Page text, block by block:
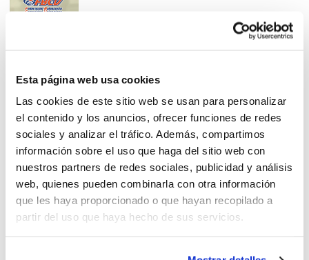
Esta página web usa cookies
Las cookies de este sitio web se usan para personalizar
el contenido y los anuncios, ofrecer funciones de redes
sociales y analizar el tráfico. Además, compartimos
información sobre el uso que haga del sitio web con
nuestros partners de redes sociales, publicidad y análisis
web, quienes pueden combinarla con otra información
que les haya proporcionado o que hayan recopilado a
partir del uso que haya hecho de sus servicios.
La FBCV rechaza la intención
de Sanidad de aplazar algunas
competiciones
La Comunitat de l’Esport se
reivindica como espacio
seguro para la práctica